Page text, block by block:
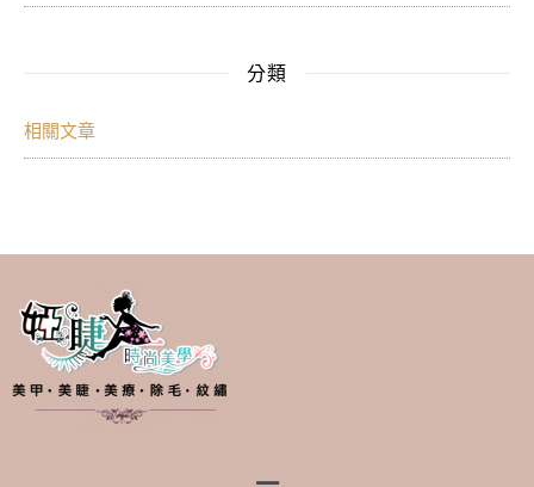
分類
相關文章